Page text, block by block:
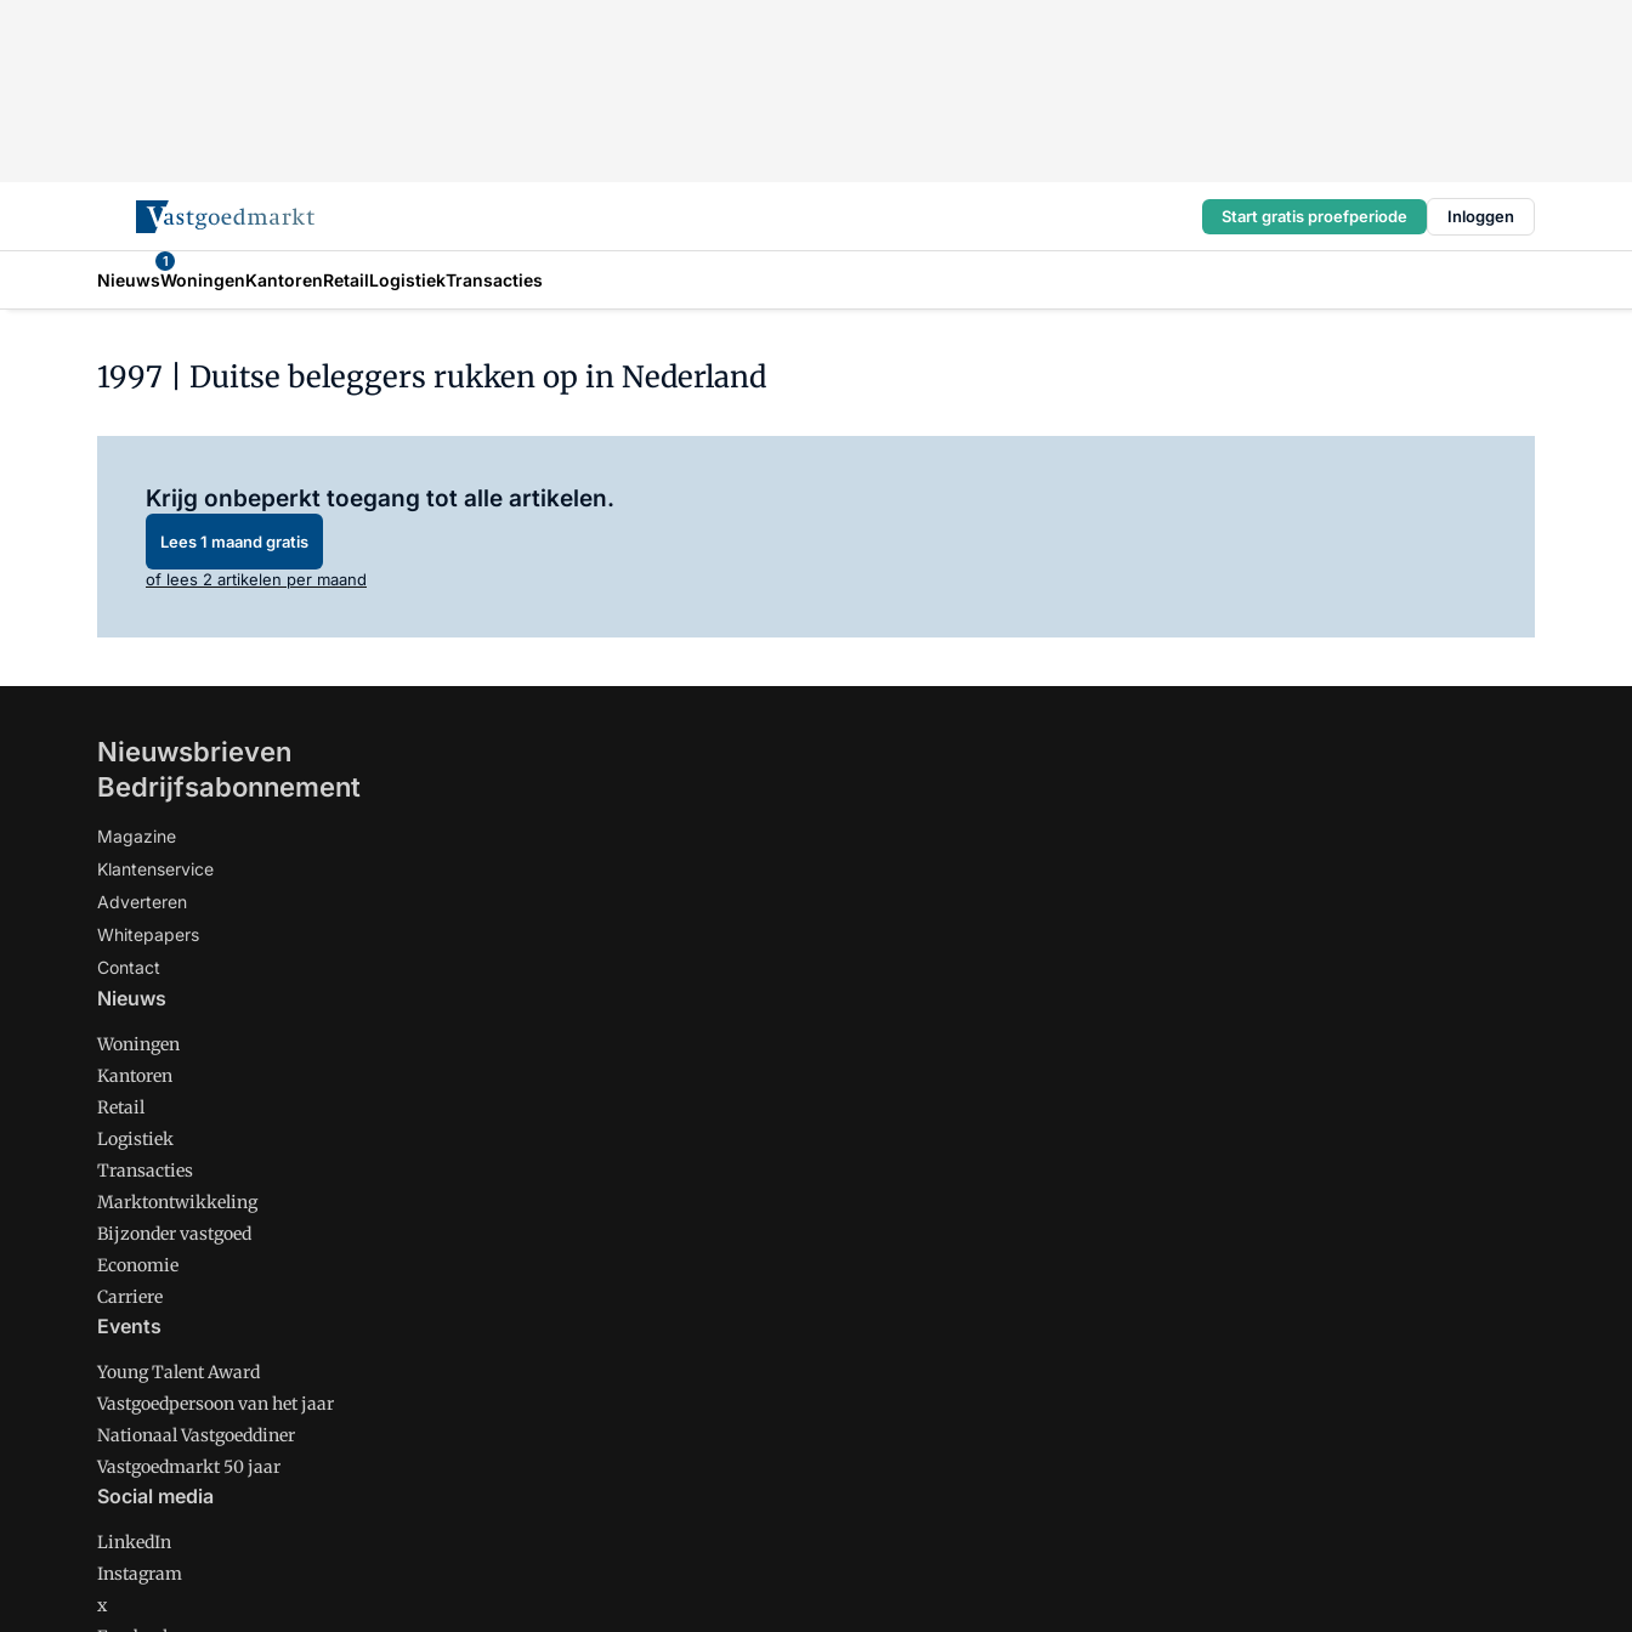
Start gratis proefperiode Inloggen
Nieuws
1
WoningenKantorenRetailLogistiekTransacties
1997 | Duitse beleggers rukken op in Nederland
Krijg onbeperkt toegang tot alle artikelen.
Lees 1 maand gratis
of lees 2 artikelen per maand
Nieuwsbrieven
Bedrijfsabonnement
Magazine
Klantenservice
Adverteren
Whitepapers
Contact
Nieuws
Woningen
Kantoren
Retail
Logistiek
Transacties
Marktontwikkeling
Bijzonder vastgoed
Economie
Carriere
Events
Young Talent Award
Vastgoedpersoon van het jaar
Nationaal Vastgoeddiner
Vastgoedmarkt 50 jaar
Social media
LinkedIn
Instagram
x